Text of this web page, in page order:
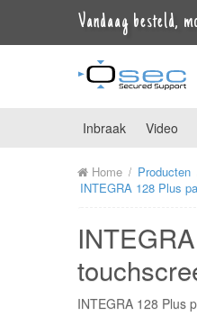
Vandaag besteld,
Inbraak Video
Home Producten
INTEGRA 128 Plus
INTEGRA 128 Plus